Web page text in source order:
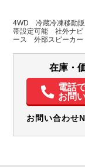
4WD 冷蔵冷凍移動
帯設定可能 社外ナ
ース 外部スピーカ
在庫・
電話
お問
お問い合わせ